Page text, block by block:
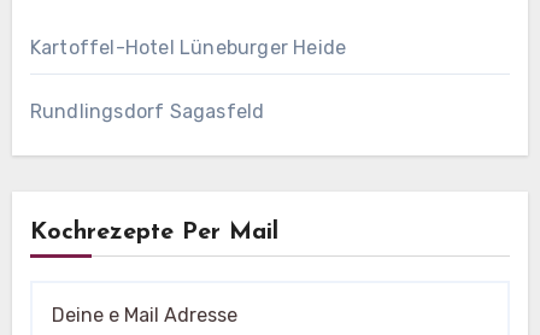
Kartoffel-Hotel Lüneburger Heide
Rundlingsdorf Sagasfeld
Kochrezepte Per Mail